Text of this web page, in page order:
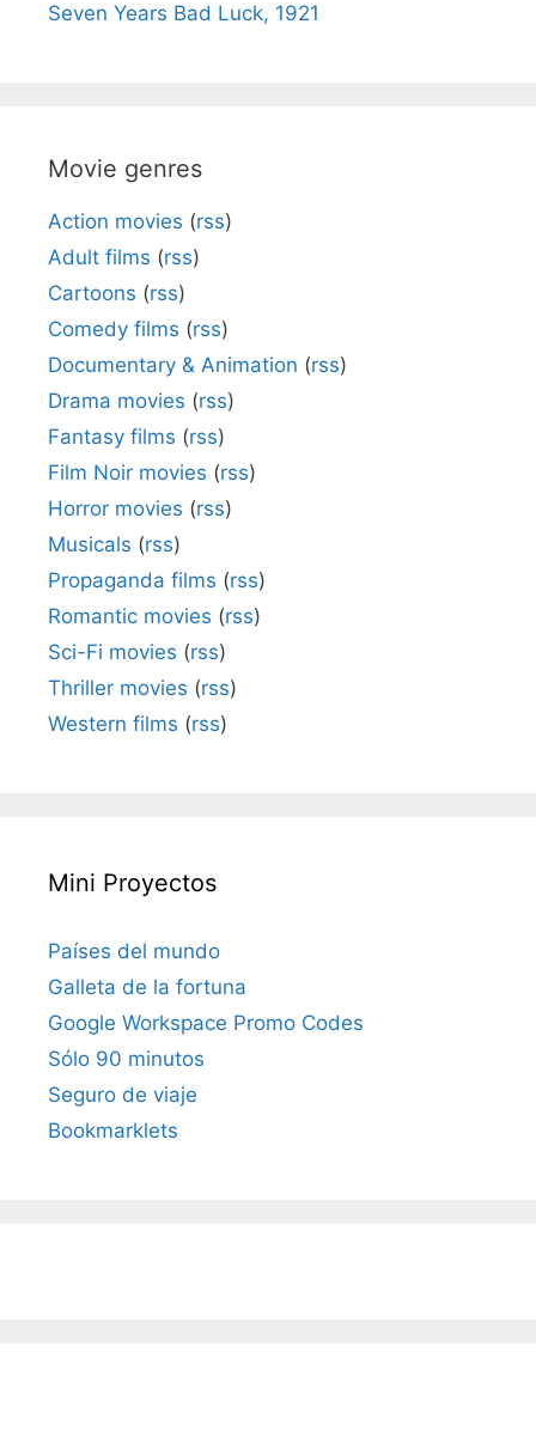
Seven Years Bad Luck, 1921
Movie genres
Action movies (rss)
Adult films (rss)
Cartoons (rss)
Comedy films (rss)
Documentary & Animation (rss)
Drama movies (rss)
Fantasy films (rss)
Film Noir movies (rss)
Horror movies (rss)
Musicals (rss)
Propaganda films (rss)
Romantic movies (rss)
Sci-Fi movies (rss)
Thriller movies (rss)
Western films (rss)
Mini Proyectos
Países del mundo
Galleta de la fortuna
Google Workspace Promo Codes
Sólo 90 minutos
Seguro de viaje
Bookmarklets